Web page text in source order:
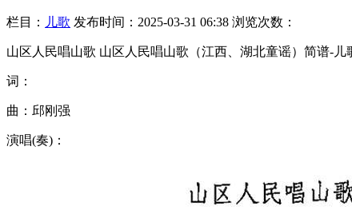
栏目： 儿歌 发布时间：2025-03-31 06:38 浏览次数：
山区人民唱山歌 山区人民唱山歌（江西、湖北童谣）简谱-儿
词：
曲：邱刚强
演唱(奏)：